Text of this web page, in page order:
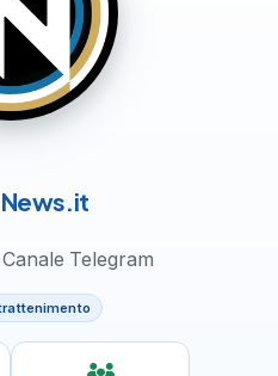
Telegram